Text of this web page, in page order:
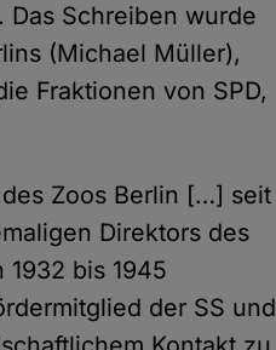
Das Schreiben wurde
(Michael Müller),
Fraktionen von SPD,
Zoos Berlin […] seit
Direktors des
1932 bis 1945
der SS und